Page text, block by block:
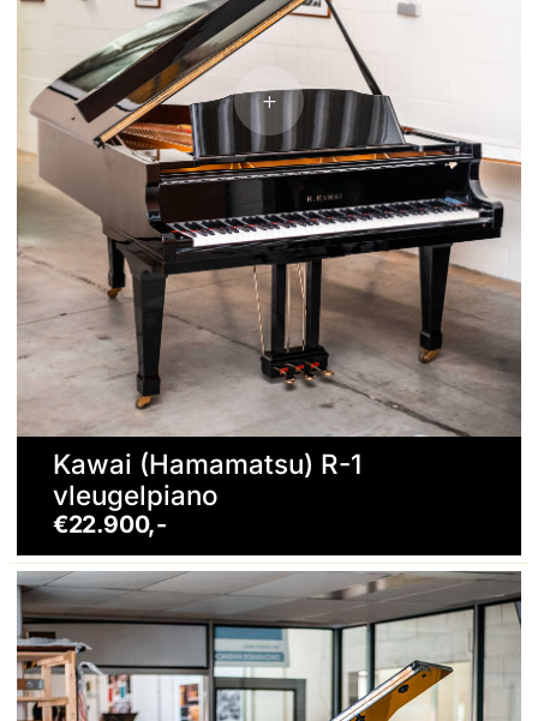
Kawai (Hamamatsu) R-1
vleugelpiano
€22.900,-